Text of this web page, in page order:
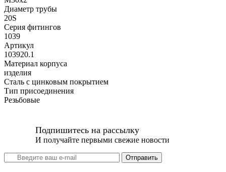
Диаметр трубы
20S
Серия фитингов
1039
Артикул
103920.1
Материал корпуса
изделия
Сталь с цинковым покрытием
Тип присоединения
Резьбовые
Подпишитесь на рассылку
И получайте первыми свежие новости
Отправить